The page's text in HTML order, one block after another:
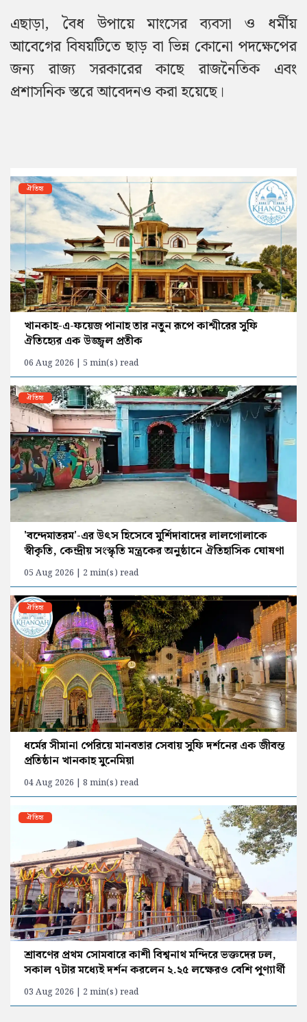
এছাড়া, বৈধ উপায়ে মাংসের ব্যবসা ও ধর্মীয়
আবেগের বিষয়টিতে ছাড় বা ভিন্ন কোনো পদক্ষেপের
জন্য রাজ্য সরকারের কাছে রাজনৈতিক এবং
প্রশাসনিক স্তরে আবেদনও করা হয়েছে।
ঐতিহ্য
খানকাহ-এ-ফয়েজ পানাহ তার নতুন রূপে কাশ্মীরের সুফি
ঐতিহ্যের এক উজ্জ্বল প্রতীক
06 Aug 2026 | 5 min(s) read
ঐতিহ্য
'বন্দেমাতরম'-এর উৎস হিসেবে মুর্শিদাবাদের লালগোলাকে
স্বীকৃতি, কেন্দ্রীয় সংস্কৃতি মন্ত্রকের অনুষ্ঠানে ঐতিহাসিক ঘোষণা
05 Aug 2026 | 2 min(s) read
ঐতিহ্য
ধর্মের সীমানা পেরিয়ে মানবতার সেবায় সুফি দর্শনের এক জীবন্ত
প্রতিষ্ঠান খানকাহ মুনেমিয়া
04 Aug 2026 | 8 min(s) read
ঐতিহ্য
শ্রাবণের প্রথম সোমবারে কাশী বিশ্বনাথ মন্দিরে ভক্তদের ঢল,
সকাল ৭টার মধ্যেই দর্শন করলেন ২.২৫ লক্ষেরও বেশি পুণ্যার্থী
03 Aug 2026 | 2 min(s) read